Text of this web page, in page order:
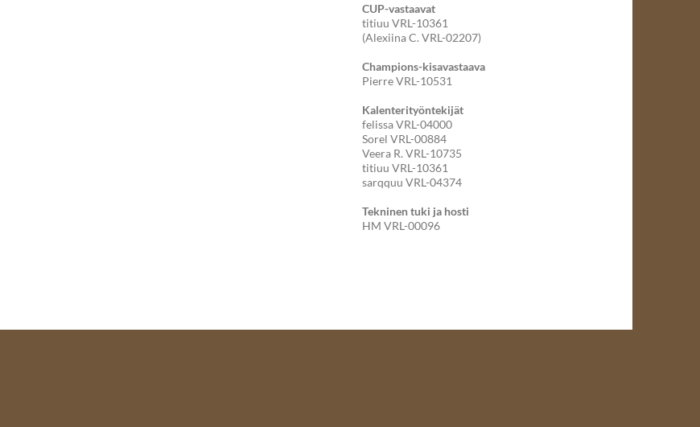
CUP-vastaavat
titiuu VRL-10361
(Alexiina C. VRL-02207)
Champions-kisavastaava
Pierre VRL-10531
Kalenterityöntekijät
felissa VRL-04000
Sorel VRL-00884
Veera R. VRL-10735
titiuu VRL-10361
sarqquu VRL-04374
Tekninen tuki ja hosti
HM VRL-00096